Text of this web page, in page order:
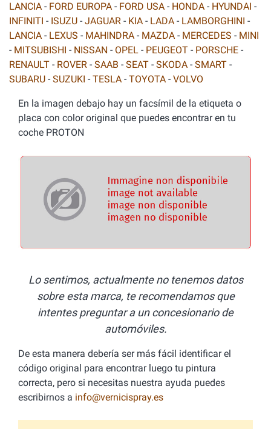
LANCIA - FORD EUROPA - FORD USA - HONDA - HYUNDAI -
INFINITI - ISUZU - JAGUAR - KIA - LADA - LAMBORGHINI -
LANCIA - LEXUS - MAHINDRA - MAZDA - MERCEDES - MINI
- MITSUBISHI - NISSAN - OPEL - PEUGEOT - PORSCHE -
RENAULT - ROVER - SAAB - SEAT - SKODA - SMART -
SUBARU - SUZUKI - TESLA - TOYOTA - VOLVO
En la imagen debajo hay un facsímil de la etiqueta o
placa con color original que puedes encontrar en tu
coche PROTON
Lo sentimos, actualmente no tenemos datos
sobre esta marca, te recomendamos que
intentes preguntar a un concesionario de
automóviles.
De esta manera debería ser más fácil identificar el
código original para encontrar luego tu pintura
correcta, pero si necesitas nuestra ayuda puedes
escribirnos a info@vernicispray.es